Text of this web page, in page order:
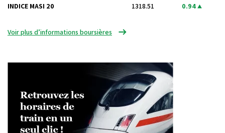
INDICE MASI 20 1318.51 0.94
Voir plus d’informations boursières